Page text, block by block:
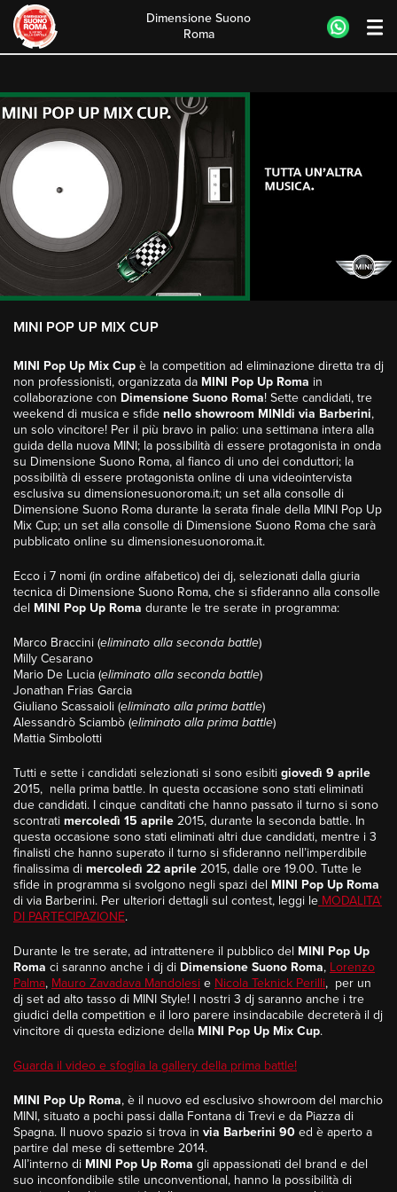
content
Dimensione Suono
Roma
MINI POP UP MIX CUP
MINI Pop Up Mix Cup è la competition ad eliminazione diretta tra dj
non professionisti, organizzata da MINI Pop Up Roma in
collaborazione con Dimensione Suono Roma! Sette candidati, tre
weekend di musica e sfide nello showroom MINIdi via Barberini,
un solo vincitore! Per il più bravo in palio: una settimana intera alla
guida della nuova MINI; la possibilità di essere protagonista in onda
su Dimensione Suono Roma, al fianco di uno dei conduttori; la
possibilità di essere protagonista online di una videointervista
esclusiva su dimensionesuonoroma.it; un set alla consolle di
Dimensione Suono Roma durante la serata finale della MINI Pop Up
Mix Cup; un set alla consolle di Dimensione Suono Roma che sarà
pubblicato online su dimensionesuonoroma.it.
Ecco i 7 nomi (in ordine alfabetico) dei dj, selezionati dalla giuria
tecnica di Dimensione Suono Roma, che si sfideranno alla consolle
del MINI Pop Up Roma durante le tre serate in programma:
Marco Braccini (eliminato alla seconda battle)
Milly Cesarano
Mario De Lucia (eliminato alla seconda battle)
Jonathan Frias Garcia
Giuliano Scassaioli (eliminato alla prima battle)
Alessandrò Sciambò (eliminato alla prima battle)
Mattia Simbolotti
Tutti e sette i candidati selezionati si sono esibiti giovedì 9 aprile
2015, nella prima battle. In questa occasione sono stati eliminati
due candidati. I cinque canditati che hanno passato il turno si sono
scontrati mercoledì 15 aprile 2015, durante la seconda battle. In
questa occasione sono stati eliminati altri due candidati, mentre i 3
finalisti che hanno superato il turno si sfideranno nell’imperdibile
finalissima di mercoledì 22 aprile 2015, dalle ore 19.00. Tutte le
sfide in programma si svolgono negli spazi del MINI Pop Up Roma
di via Barberini. Per ulteriori dettagli sul contest, leggi le MODALITA’
DI PARTECIPAZIONE.
Durante le tre serate, ad intrattenere il pubblico del MINI Pop Up
Roma ci saranno anche i dj di Dimensione Suono Roma, Lorenzo
Palma, Mauro Zavadava Mandolesi e Nicola Teknick Perilli, per un
dj set ad alto tasso di MINI Style! I nostri 3 dj saranno anche i tre
giudici della competition e il loro parere insindacabile decreterà il dj
vincitore di questa edizione della MINI Pop Up Mix Cup.
Guarda il video e sfoglia la gallery della prima battle!
MINI Pop Up Roma, è il nuovo ed esclusivo showroom del marchio
MINI, situato a pochi passi dalla Fontana di Trevi e da Piazza di
Spagna. Il nuovo spazio si trova in via Barberini 90 ed è aperto a
partire dal mese di settembre 2014.
All’interno di MINI Pop Up Roma gli appassionati del brand e del
suo inconfondibile stile unconventional, hanno la possibilità di